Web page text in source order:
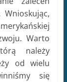
Warto
należy
od wielu
się